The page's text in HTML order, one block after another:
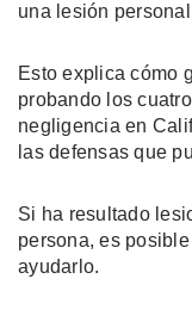
una lesión
Esto explica cómo
probando los
negligencia en
las defensas que
Si ha resultado
persona, es
ayudarlo.